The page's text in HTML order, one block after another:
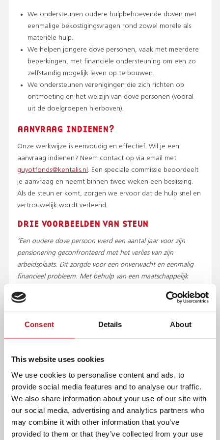
Consent Details About
This website uses cookies
We use cookies to personalise content and ads, to
provide social media features and to analyse our traffic.
We also share information about your use of our site with
our social media, advertising and analytics partners who
may combine it with other information that you’ve
provided to them or that they’ve collected from your use
We ondersteunen oudere hulpbehoevende doven met
eenmalige bekostigingsvragen rond zowel morele als
materiële hulp.
We helpen jongere dove personen, vaak met meerdere
beperkingen, met financiële ondersteuning om een zo
zelfstandig mogelijk leven op te bouwen.
We ondersteunen verenigingen die zich richten op
ontmoeting en het welzijn van dove personen (vooral
uit de doelgroepen hierboven).
AANVRAAG INDIENEN?
Onze werkwijze is eenvoudig en effectief. Wil je een
aanvraag indienen? Neem contact op via email met
guyotfonds@kentalis.nl . Een speciale commissie beoordeelt
je aanvraag en neemt binnen twee weken een beslissing.
Als de steun er komt, zorgen we ervoor dat de hulp snel en
vertrouwelijk wordt verleend.
DRIE VOORBEELDEN VAN STEUN
‘Een oudere dove persoon werd een aantal jaar voor zijn
pensionering geconfronteerd met het verlies van zijn
arbeidsplaats. Dit zorgde voor een onverwacht en eenmalig
financieel probleem. Met behulp van een maatschappelijk
het probleem gepresenteerd. Het Guyotfonds besloot deze
dove persoon financieel te steunen.’
woonplek. Het Guyotfonds besloot hem financieel te
steunen.’
‘Een speciale vereniging zet zich in voor vakantiereizen voor
doofblinde personen. De structurele inzet van tolken is een
voorwaarde. De reguliere bekostiging en de bestaande